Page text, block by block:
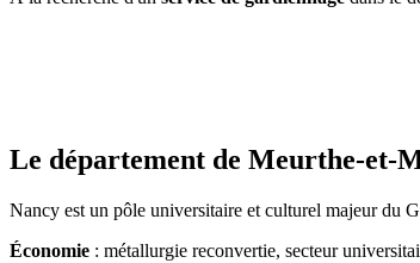
Le département de Meurthe-et-
Nancy est un pôle universitaire et culturel majeur du
Économie : métallurgie reconvertie, secteur